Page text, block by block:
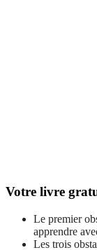
Votre livre
Le premier
apprendre
Les trois